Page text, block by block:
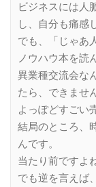
ビジネスには人
し、自分も痛感
でも、「じゃあ
ノウハウ本を読
異業種交流会な
たら、できませ
よっぽどすごい
結局のところ、
んです。
当たり前ですよ
でも逆を言えば